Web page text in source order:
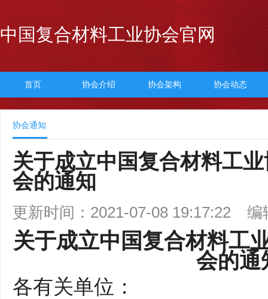
中国复合材料工业协会官网
首页 协会介绍 协会架构 协会动态
协会通知
关于成立中国复合材料工
会的通知
更新时间：2021-07-08 19:17:22 编
关于成立中国复合材料工
会的通
各有关单位 ：